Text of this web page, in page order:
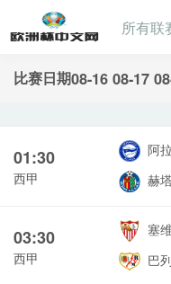
所有联
比赛日期08-16 08-17
01:30
西甲
阿
赫
03:30
西甲
塞
巴